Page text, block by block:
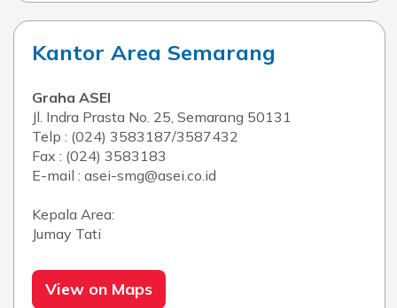
Kantor Area Semarang
Graha ASEI
Jl. Indra Prasta No. 25, Semarang 50131
Telp : (024) 3583187/3587432
Fax : (024) 3583183
E-mail : asei-smg@asei.co.id
Kepala Area:
Jumay Tati
View on Maps